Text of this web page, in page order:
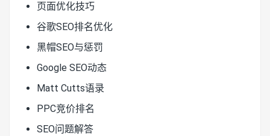
页面优化技巧
谷歌SEO排名优化
黑帽SEO与惩罚
Google SEO动态
Matt Cutts语录
PPC竞价排名
SEO问题解答